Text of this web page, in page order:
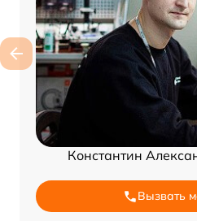
Константин
Вызвать